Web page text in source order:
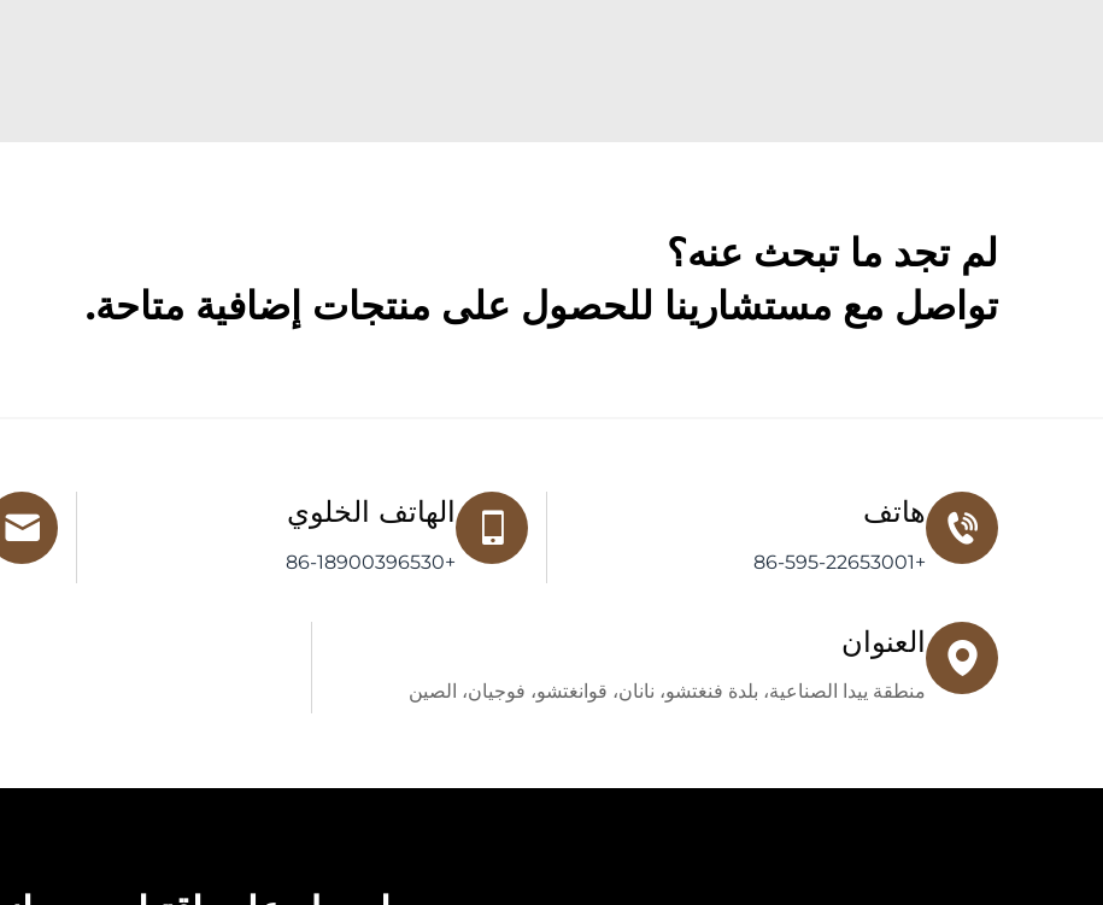
لم تجد ما تبحث عنه؟
تواصل مع مستشارينا للحصول على منتجات إضافية متاحة.
هاتف
+86-595-22653001
الهاتف الخلوي
+86-18900396530
العنوان
منطقة ييدا الصناعية، بلدة فنغتشو، نانان، قوانغتشو، فوجيان، الصين